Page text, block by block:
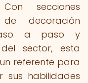
secciones
decoración
a paso y
sector, esta
referente para
sus habilidades